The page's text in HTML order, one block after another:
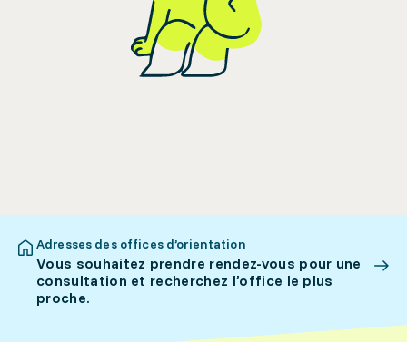
Adresses des offices d’orientation
Vous souhaitez prendre rendez-vous pour une
consultation et recherchez l’office le plus
proche.